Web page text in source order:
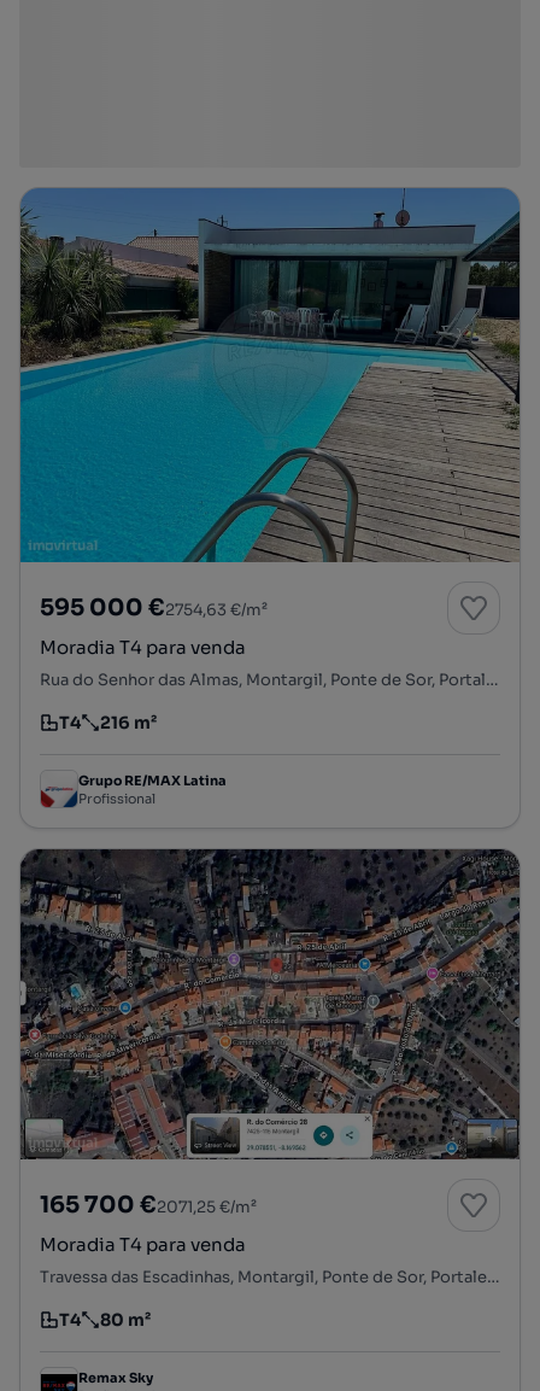
595 000 €2754,63 €/m²
Moradia T4 para venda
Rua do Senhor das Almas, Montargil, Ponte de Sor, Portalegre
Tipologia
T4
Preço por metro quadrado
216 m²
Grupo RE/MAX Latina
Profissional
165 700 €2071,25 €/m²
Moradia T4 para venda
Travessa das Escadinhas, Montargil, Ponte de Sor, Portalegre
Tipologia
T4
Preço por metro quadrado
80 m²
Remax Sky